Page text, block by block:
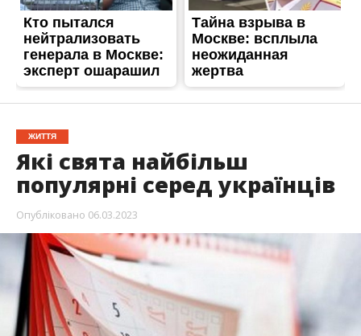
ЖИТТЯ
Які свята найбільш
популярні серед українців
Опубліковано 06.03.2023